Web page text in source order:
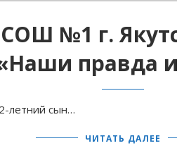
№1 г.
правда
летний сын…
ЧИТАТЬ ДАЛЕЕ